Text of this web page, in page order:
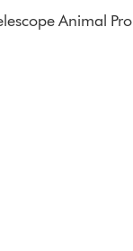
Animal Pro